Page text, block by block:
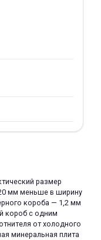
размер
мм меньше в ширину
короба — 1,2 мм
короб с одним
от холодного
минеральная плита